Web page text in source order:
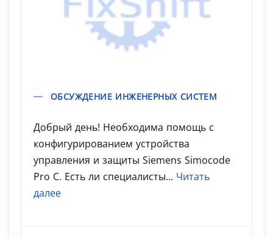
ОБСУЖДЕНИЕ ИНЖЕНЕРНЫХ СИСТЕМ
Добрый день! Необходима помощь с
конфигурированием устройства
управления и защиты Siemens Simocode
Pro C. Есть ли специалисты... Читать
далее